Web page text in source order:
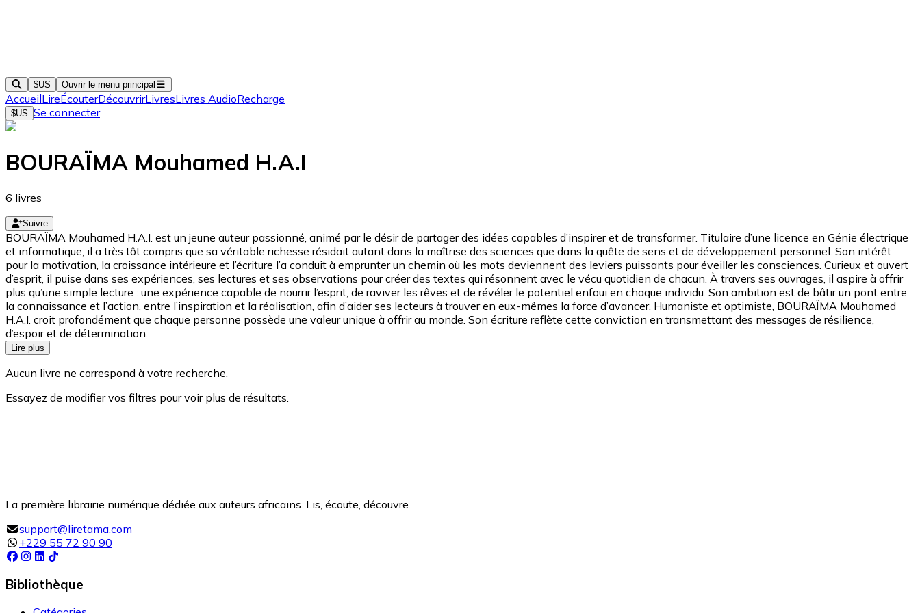
$US Ouvrir le menu principal
AccueilLireÉcouterDécouvrirLivresLivres AudioRecharge
$US Se connecter
BOURAÏMA Mouhamed H.A.I
6 livres
Suivre
BOURAÏMA Mouhamed H.A.I. est un jeune auteur passionné, animé par le désir de partager des idées capables d’inspirer et de transformer. Titulaire d’une licence en Génie électrique
et informatique, il a très tôt compris que sa véritable richesse résidait autant dans la maîtrise des sciences que dans la quête de sens et de développement personnel. Son intérêt
pour la motivation, la croissance intérieure et l’écriture l’a conduit à emprunter un chemin où les mots deviennent des leviers puissants pour éveiller les consciences. Curieux et ouvert
d’esprit, il puise dans ses expériences, ses lectures et ses observations pour créer des textes qui résonnent avec le vécu quotidien de chacun. À travers ses ouvrages, il aspire à offrir
plus qu’une simple lecture : une expérience capable de nourrir l’esprit, de raviver les rêves et de révéler le potentiel enfoui en chaque individu. Son ambition est de bâtir un pont entre
la connaissance et l’action, entre l’inspiration et la réalisation, afin d’aider ses lecteurs à trouver en eux-mêmes la force d’avancer. Humaniste et optimiste, BOURAÏMA Mouhamed
H.A.I. croit profondément que chaque personne possède une valeur unique à offrir au monde. Son écriture reflète cette conviction en transmettant des messages de résilience,
d’espoir et de détermination.
Lire plus
Aucun livre ne correspond à votre recherche.
Essayez de modifier vos filtres pour voir plus de résultats.
La première librairie numérique dédiée aux auteurs africains. Lis, écoute, découvre.
support@liretama.com
+229 55 72 90 90
Bibliothèque